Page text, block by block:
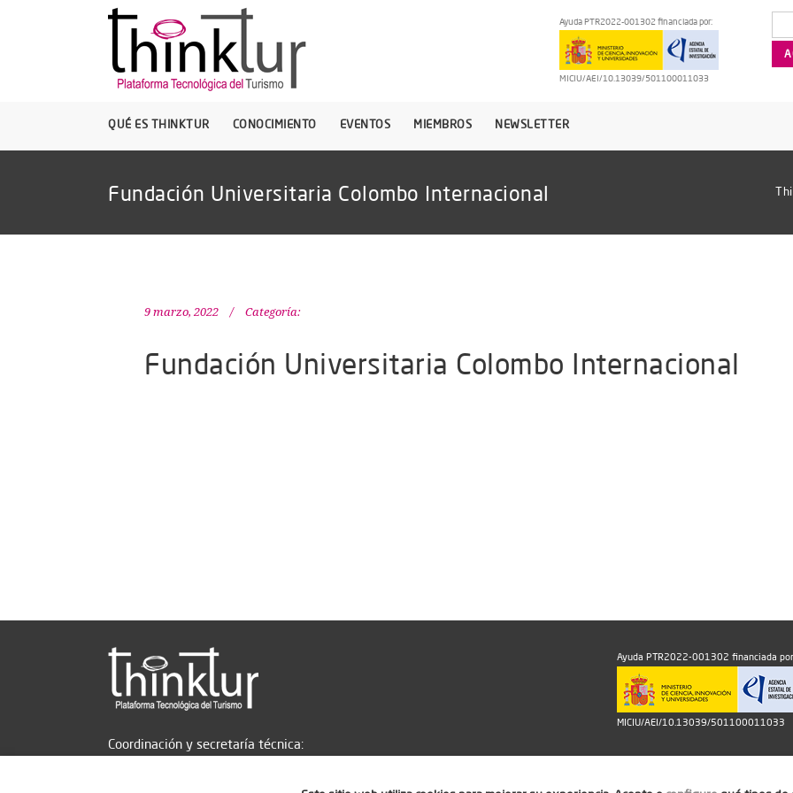
Ayuda PTR2022-001302 financiada por:
MICIU/AEI/10.13039/501100011033
QUÉ ES THINKTUR CONOCIMIENTO EVENTOS MIEMBROS NEWSLETTER
Fundación Universitaria Colombo Internacional
9 marzo, 2022 Categoría:
Fundación Universitaria Colombo Internacional
Coordinación y secretaría técnica:
Ayuda PTR2022-001302 financiada
MICIU/AEI/10.13039/501100011033